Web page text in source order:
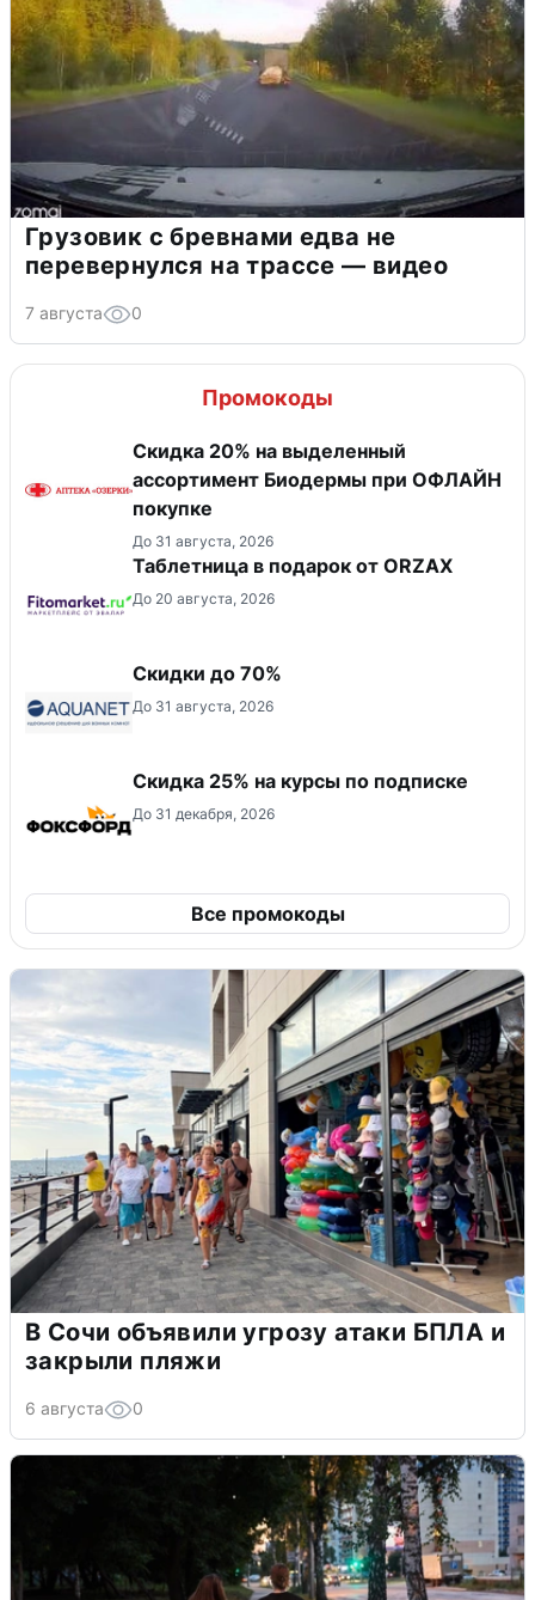
Грузовик с бревнами едва не
перевернулся на трассе — видео
7 августа 0
Промокоды
Скидка 20% на выделенный
ассортимент Биодермы при ОФЛАЙН
покупке
До 31 августа, 2026
Таблетница в подарок от ORZAX
До 20 августа, 2026
Скидки до 70%
До 31 августа, 2026
Скидка 25% на курсы по подписке
До 31 декабря, 2026
Все промокоды
В Сочи объявили угрозу атаки БПЛА и
закрыли пляжи
6 августа 0